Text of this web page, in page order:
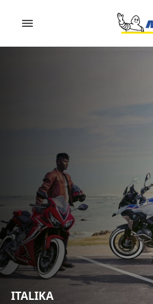
ITALIKA